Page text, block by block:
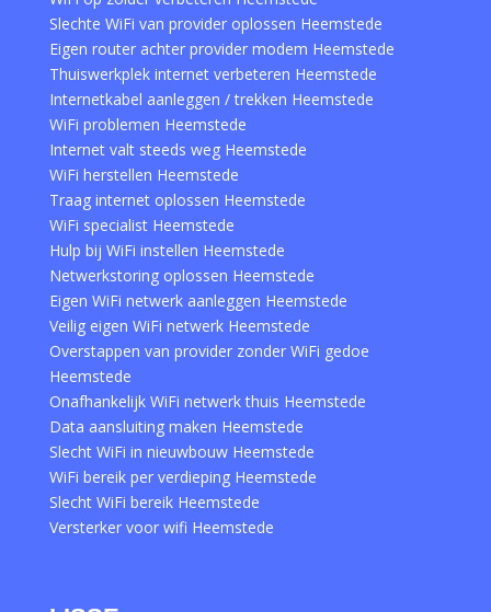
Slechte WiFi van provider oplossen Heemstede
Eigen router achter provider modem Heemstede
Thuiswerkplek internet verbeteren Heemstede
Internetkabel aanleggen / trekken Heemstede
WiFi problemen Heemstede
Internet valt steeds weg Heemstede
WiFi herstellen Heemstede
Traag internet oplossen Heemstede
WiFi specialist Heemstede
Hulp bij WiFi instellen Heemstede
Netwerkstoring oplossen Heemstede
Eigen WiFi netwerk aanleggen Heemstede
Veilig eigen WiFi netwerk Heemstede
Overstappen van provider zonder WiFi gedoe
Heemstede
Onafhankelijk WiFi netwerk thuis Heemstede
Data aansluiting maken Heemstede
Slecht WiFi in nieuwbouw Heemstede
WiFi bereik per verdieping Heemstede
Slecht WiFi bereik Heemstede
Versterker voor wifi Heemstede